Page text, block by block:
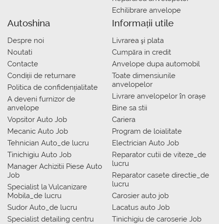
Echilibrare anvelope
Autoshina
Despre noi
Noutati
Contacte
Condiții de returnare
Politica de confidențialitate
A deveni furnizor de
anvelope
Vopsitor Auto Job
Mecanic Auto Job
Tehnician Auto_de lucru
Tinichigiu Auto Job
Manager Achizitii Piese Auto
Job
Specialist la Vulcanizare
Mobila_de lucru
Sudor Auto_de lucru
Specialist detailing centru
Informații utile
Livrarea şi plata
Сumpăra in credit
Anvelope dupa automobil
Toate dimensiunile
anvelopelor
Livrare anvelopelor în orașe
Bine sa stii
Cariera
Program de loialitate
Electrician Auto Job
Reparator cutii de viteze_de
lucru
Reparator casete directie_de
lucru
Carosier auto job
Lacatus auto Job
Tinichigiu de caroserie Job